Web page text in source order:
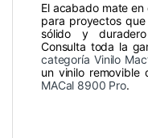
El acabado mate
para proyectos
sólido y
Consulta toda la
categoría Vinilo
un vinilo removible
MACal 8900 Pro.